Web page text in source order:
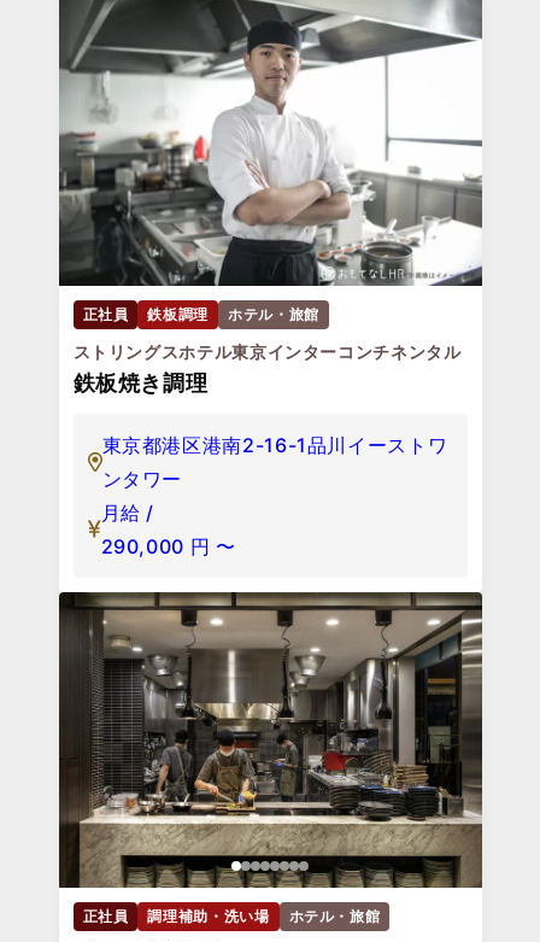
正社員 鉄板調理 ホテル・旅館
ストリングスホテル東京インターコンチネンタル
鉄板焼き調理
東京都港区港南2-16-1品川イーストワ
ンタワー
月給 /
290,000 円 〜
正社員 調理補助・洗い場 ホテル・旅館